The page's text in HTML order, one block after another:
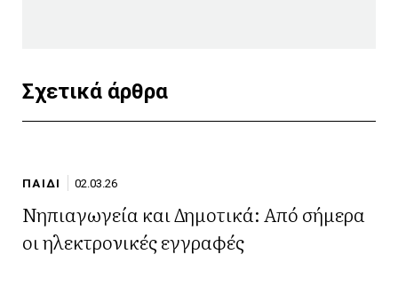
Σχετικά άρθρα
ΠΑΙΔΙ 02.03.26
Νηπιαγωγεία και Δημοτικά: Από σήμερα
οι ηλεκτρονικές εγγραφές